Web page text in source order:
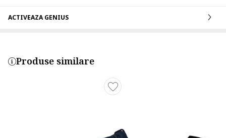
ACTIVEAZA GENIUS
Produse similare